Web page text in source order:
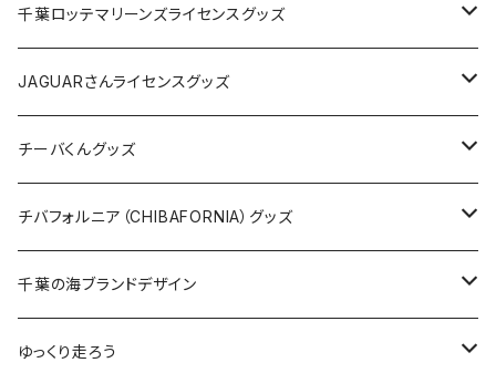
缶バッジ
ホテルキーホルダー
アクリルキーホルダー
ホテルキーホルダー
クリアファイル
Tシャツ
キャップ
トートバッグ
キャップ
バッグ
ステッカー
缶バッジ
キーホルダー
クリアファイル
Tシャツ
キャップ
バッグ
ステッカー
缶バッジ
キーホルダー
千葉ロッテマリーンズライセンスグッズ
ステッカー
ステッカー
ステッカー大
缶バッジ
缶バッジ32mm
缶バッジ54mm
エコバッグ
JAGUARさんコラボグッズ
Tシャツ
サコッシュ
JAGUARさんライセンスグッズ
Tシャツ
ステッカー
缶バッジ
クリアファイル
チーバくんグッズ
Tシャツ
キャップ
エコバッグ
チバフォルニア（CHIBAFORNIA）グッズ
Tシャツ
キャップ
千葉の海ブランドデザイン
Tシャツ
ゆっくり走ろう